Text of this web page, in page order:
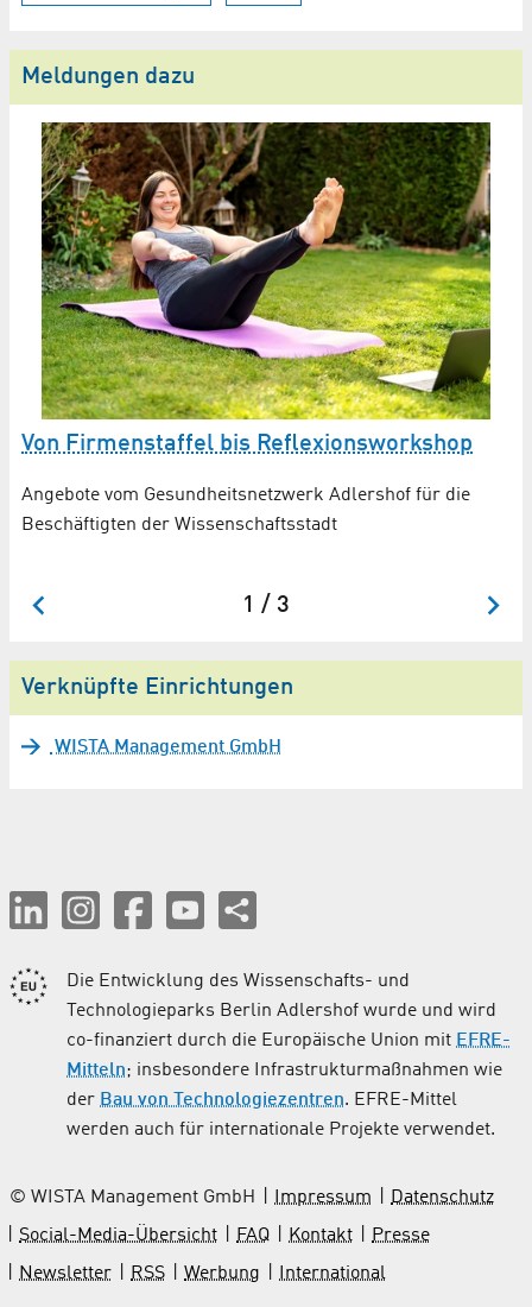
Meldungen dazu
Von Firmenstaffel bis Reflexions­workshop
Angebote vom Gesundheits­netzwerk Adlershof für die
Beschäftigten der Wissenschaftsstadt
1 / 3
Verknüpfte Einrichtungen
WISTA Management GmbH
Die Entwicklung des Wissenschafts- und
Technologieparks Berlin Adlershof wurde und wird
co-finanziert durch die Europäische Union mit EFRE-
Mitteln; insbesondere Infrastrukturmaßnahmen wie
der Bau von Technologiezentren. EFRE-Mittel
werden auch für internationale Projekte verwendet.
© WISTA Management GmbH Impressum
Datenschutz
Social-Media-Übersicht
FAQ Kontakt
Presse
Newsletter
RSS Werbung International